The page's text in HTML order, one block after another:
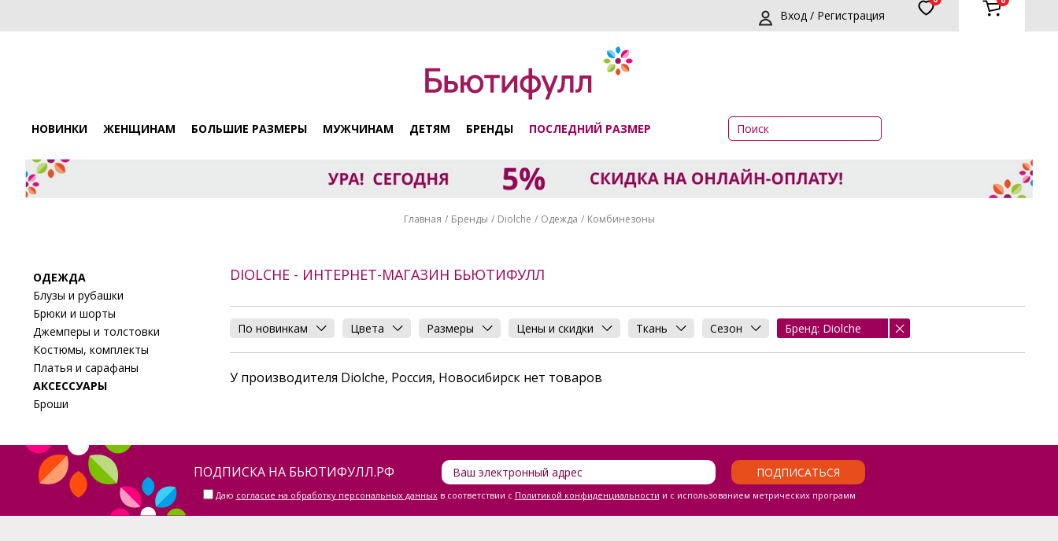
Вход / Регистрация
НОВИНКИ ЖЕНЩИНАМ БОЛЬШИЕ РАЗМЕРЫ МУЖЧИНАМ ДЕТЯМ БРЕНДЫ ПОСЛЕДНИЙ РАЗМЕР
Главная Бренды Diolche Одежда Комбинезоны
ОДЕЖДА
Блузы и рубашки
Брюки и шорты
Джемперы и толстовки
Костюмы, комплекты
Платья и сарафаны
АКСЕССУАРЫ
Броши
DIOLCHE - ИНТЕРНЕТ-МАГАЗИН БЬЮТИФУЛЛ
По новинкам Цвета Размеры Цены и скидки Ткань Сезон Бренд: Diolche
У производителя Diolche, Россия, Новосибирск нет товаров
ПОДПИСКА НА БЬЮТИФУЛЛ.РФ ПОДПИСАТЬСЯ
Даю согласие на обработку персональных данныхв соответствии с Политикой конфиденциальности и с использованием метрических программ